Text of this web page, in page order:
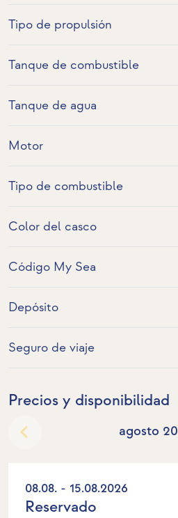
Tipo de propulsión
Tanque de combustible
Tanque de agua
Motor
Tipo de combustible
Color del casco
Código My Sea
Depósito
Seguro de viaje
Precios y disponibilidad
agosto
08.08. - 15.08.2026
Reservado